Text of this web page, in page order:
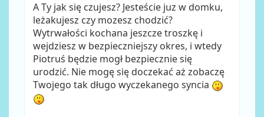
A Ty jak się czujesz? Jesteście juz w domku,
leżakujesz czy mozesz chodzić?
Wytrwałości kochana jeszcze troszkę i
wejdziesz w bezpieczniejszy okres, i wtedy
Piotruś będzie mogł bezpiecznie się
urodzić. Nie mogę się doczekać aż zobaczę
Twojego tak długo wyczekanego syncia